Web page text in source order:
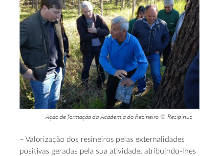
Ação de formação da Academia do Resineiro © Resipinus
– Valorização dos resineiros pelas externalidades
positivas geradas pela sua atividade, atribuindo-lhes